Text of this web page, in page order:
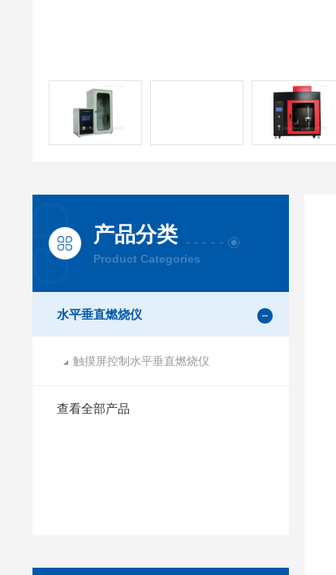
产品分类
Product Categories
水平垂直燃烧仪
触摸屏控制水平垂直燃烧仪
查看全部产品